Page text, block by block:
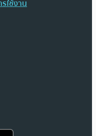
ใช้งาน